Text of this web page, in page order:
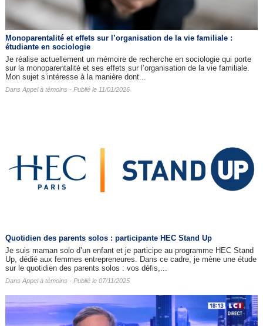
Monoparentalité et effets sur l’organisation de la vie familiale :
étudiante en sociologie
Je réalise actuellement un mémoire de recherche en sociologie qui porte
sur la monoparentalité et ses effets sur l’organisation de la vie familiale.
Mon sujet s’intéresse à la manière dont...
Dans Appel à témoins - Publié le 11/01/2026
Quotidien des parents solos : participante HEC Stand Up
Je suis maman solo d’un enfant et je participe au programme HEC Stand
Up, dédié aux femmes entrepreneures. Dans ce cadre, je mène une étude
sur le quotidien des parents solos : vos défis,...
Dans Appel à témoins - Publié le 07/11/2025